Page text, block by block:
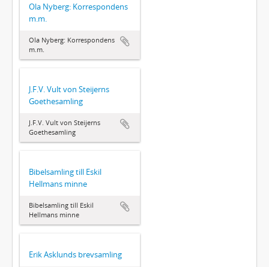
Ola Nyberg: Korrespondens
m.m.
Ola Nyberg: Korrespondens
m.m.
J.F.V. Vult von Steijerns
Goethesamling
J.F.V. Vult von Steijerns
Goethesamling
Bibelsamling till Eskil
Hellmans minne
Bibelsamling till Eskil
Hellmans minne
Erik Asklunds brevsamling